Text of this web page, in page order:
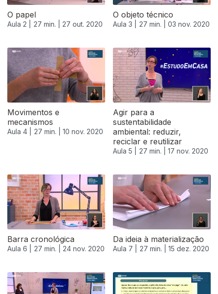
O papel
Aula 2 | 27 min. | 27 out. 2020
O objeto técnico
Aula 3 | 27 min. | 03 nov. 2020
Movimentos e
mecanismos
Aula 4 | 27 min. | 10 nov. 2020
Agir para a
sustentabilidade
ambiental: reduzir,
reciclar e reutilizar
Aula 5 | 27 min. | 17 nov. 2020
Barra cronológica
Aula 6 | 27 min. | 24 nov. 2020
Da ideia à materialização
Aula 7 | 27 min. | 15 dez. 2020